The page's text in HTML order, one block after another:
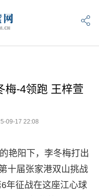
梅-4领跑 王梓萱
09-17 22:08
艳阳下，李冬梅打出
十届张家港双山挑战
年征战在这座江心球